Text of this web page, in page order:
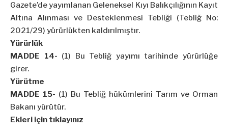
Gazete’de yayımlanan Geleneksel Kıyı Balıkçılığının Kayıt
Altına Alınması ve Desteklenmesi Tebliği (Tebliğ No:
2021/29) yürürlükten kaldırılmıştır.
Yürürlük
MADDE 14- (1) Bu Tebliğ yayımı tarihinde yürürlüğe
girer.
Yürütme
MADDE 15- (1) Bu Tebliğ hükümlerini Tarım ve Orman
Bakanı yürütür.
Ekleri için tıklayınız